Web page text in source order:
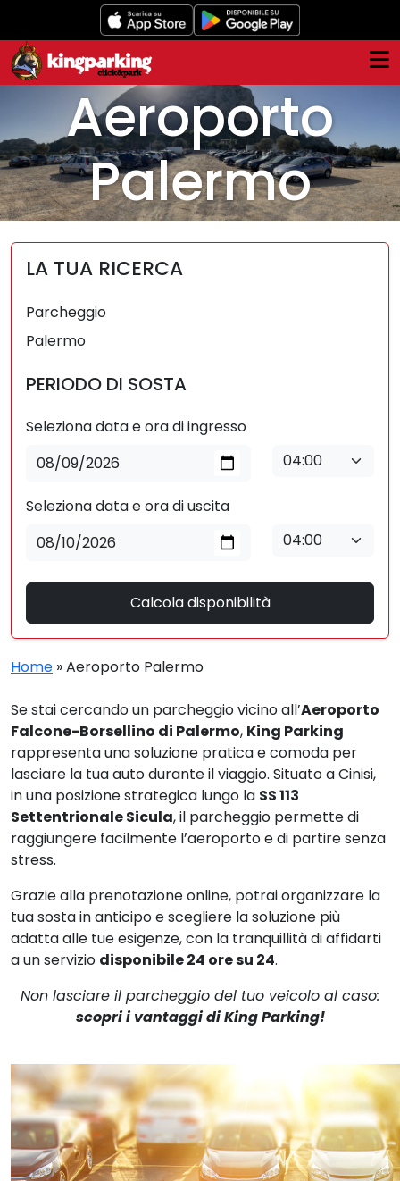
main
content
Aeroporto
Palermo
LA TUA RICERCA
Parcheggio
Palermo
PERIODO DI SOSTA
Seleziona data e ora di ingresso
Seleziona data e ora di uscita
Calcola disponibilità
Home »Aeroporto Palermo
Se stai cercando un parcheggio vicino all’Aeroporto
Falcone-Borsellino di Palermo, King Parking
rappresenta una soluzione pratica e comoda per
lasciare la tua auto durante il viaggio. Situato a Cinisi,
in una posizione strategica lungo la SS 113
Settentrionale Sicula, il parcheggio permette di
raggiungere facilmente l’aeroporto e di partire senza
stress.
Grazie alla prenotazione online, potrai organizzare la
tua sosta in anticipo e scegliere la soluzione più
adatta alle tue esigenze, con la tranquillità di affidarti
a un servizio disponibile 24 ore su 24.
Non lasciare il parcheggio del tuo veicolo al caso:
scopri i vantaggi di King Parking!